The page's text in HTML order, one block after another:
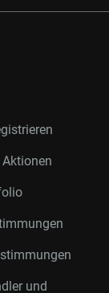
und